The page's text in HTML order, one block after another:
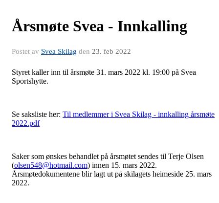
Årsmøte Svea - Innkalling
Postet av Svea Skilag den 23. feb 2022
Styret kaller inn til årsmøte 31. mars 2022 kl. 19:00 på Svea
Sportshytte.
Se saksliste her: Til medlemmer i Svea Skilag - innkalling årsmøte
2022.pdf
Saker som ønskes behandlet på årsmøtet sendes til Terje Olsen
(olsen548@hotmail.com) innen 15. mars 2022.
Årsmøtedokumentene blir lagt ut på skilagets heimeside 25. mars
2022.